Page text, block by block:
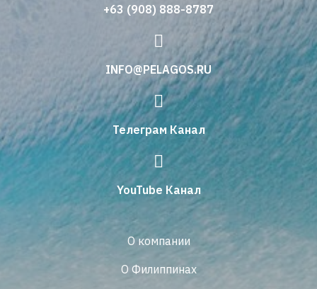
+63 (908) 888-8787
INFO@PELAGOS.RU
Телеграм Канал
YouTube Канал
О компании
О Филиппинах